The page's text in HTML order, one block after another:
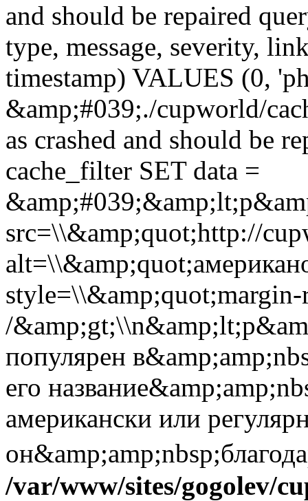
and should be repaired
type, message, severity,
timestamp) VALUES (0,
&amp;#039;./cupworld/
as crashed and should be
cache_filter SET data =
src=\\&amp;quot;http://
/
популярен
его
американски или
/var/www/sites/gogolev/